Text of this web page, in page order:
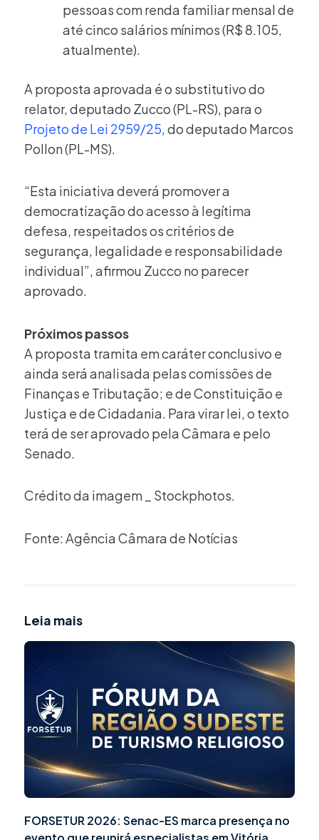
pessoas com renda familiar mensal de
até cinco salários mínimos (R$ 8.105,
atualmente).
A proposta aprovada é o substitutivo do
relator, deputado Zucco (PL-RS), para o
Projeto de Lei 2959/25 , do deputado Marcos
Pollon (PL-MS).
“Esta iniciativa deverá promover a
democratização do acesso à legítima
defesa, respeitados os critérios de
segurança, legalidade e responsabilidade
individual”, afirmou Zucco no parecer
aprovado.
Próximos passos
A proposta tramita em caráter conclusivo e
ainda será analisada pelas comissões de
Finanças e Tributação; e de Constituição e
Justiça e de Cidadania. Para virar lei, o texto
terá de ser aprovado pela Câmara e pelo
Senado.
Crédito da imagem _ Stockphotos.
Fonte: Agência Câmara de Notícias
Leia mais
FORSETUR 2026: Senac-ES marca presença no